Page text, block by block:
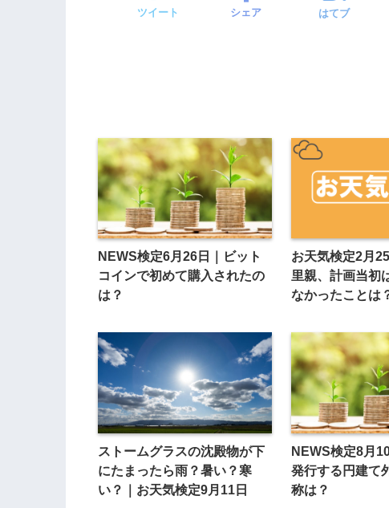
ツイート シェア はてブ
NEWS検定6月26日｜ビット
コインで初めて購入されたの
は？
お天気検定2月
里親、計画当初
なかったことは
ストームグラスの沈殿物が下
にたまったら雨？暑い？寒
い？｜お天気検定9月11日
NEWS検定8月
発行する円建て
称は？